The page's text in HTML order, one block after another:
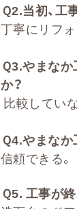
Ｑ2.当初、工
丁寧にリフ
Ｑ3.やまな
か？
比較してい
Ｑ4.やまなか
信頼できる。
Ｑ5. 工事が